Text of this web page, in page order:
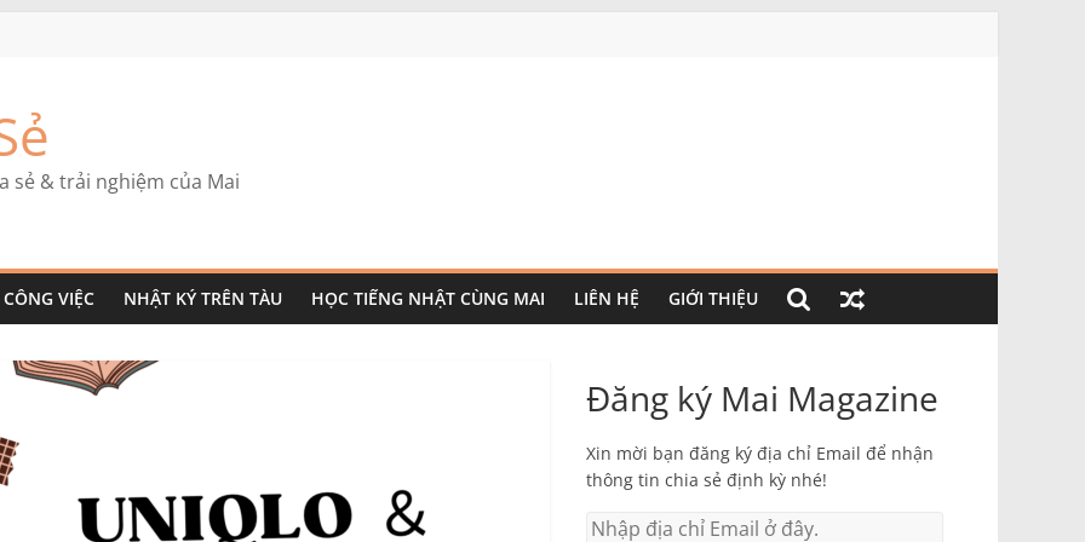
sẻ & trải nghiệm của Mai
CÔNG VIỆC NHẬT KÝ TRÊN TÀU HỌC TIẾNG NHẬT CÙNG MAI LIÊN HỆ GIỚI THIỆU
Đăng ký Mai Magazine
Xin mời bạn đăng ký địa chỉ Email để nhận
thông tin chia sẻ định kỳ nhé!